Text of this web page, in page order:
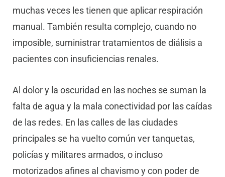
muchas veces les tienen que aplicar respiración
manual. También resulta complejo, cuando no
imposible, suministrar tratamientos de diálisis a
pacientes con insuficiencias renales.
Al dolor y la oscuridad en las noches se suman la
falta de agua y la mala conectividad por las caídas
de las redes. En las calles de las ciudades
principales se ha vuelto común ver tanquetas,
policías y militares armados, o incluso
motorizados afines al chavismo y con poder de